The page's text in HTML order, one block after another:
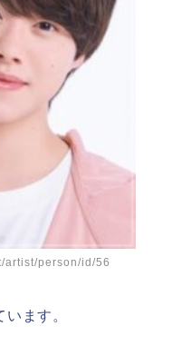
artist/person/id/56
ます。